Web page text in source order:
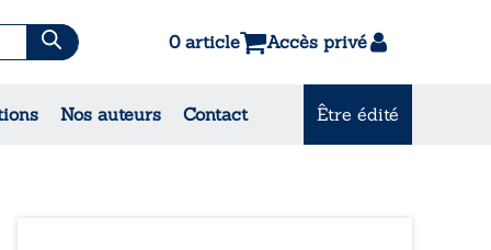
0 article Accès privé
Nos auteurs Contact Être édité
& Contes